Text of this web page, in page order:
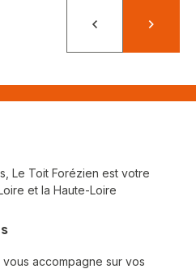
PrécédentSuivant
Le Toit Forézien est votre
et la Haute-Loire
accompagne sur vos